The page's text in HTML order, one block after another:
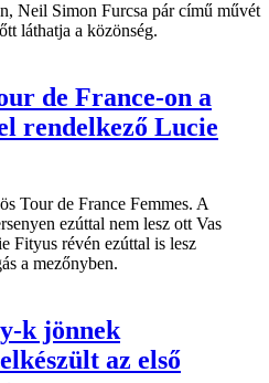
Neil Simon Furcsa pár című művét
láthatja a közönség.
de France-on a
rendelkező Lucie
Tour de France Femmes. A
ezúttal nem lesz ott Vas
Fityus révén ezúttal is lesz
a mezőnyben.
k jönnek
az első